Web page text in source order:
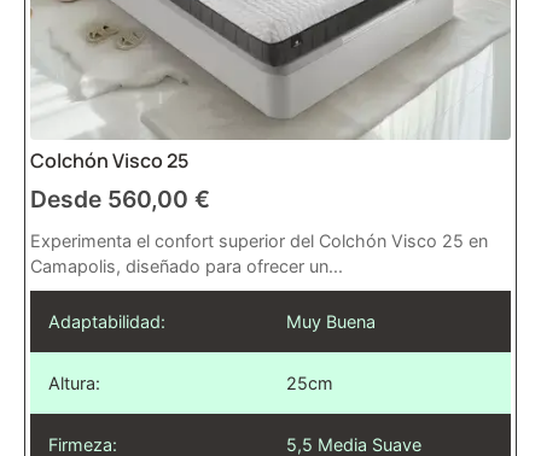
Colchón Visco 25
Desde 560,00 €
Experimenta el confort superior del Colchón Visco 25 en
Camapolis, diseñado para ofrecer un...
Adaptabilidad: Muy Buena
Altura: 25cm
Firmeza: 5,5 Media Suave